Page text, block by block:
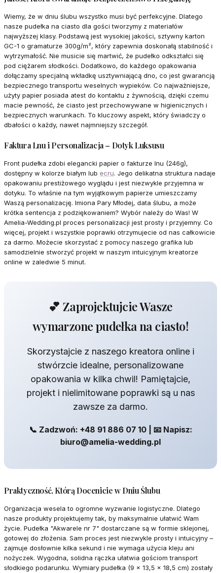
Wiemy, że w dniu ślubu wszystko musi być perfekcyjne. Dlatego
nasze pudełka na ciasto dla gości tworzymy z materiałów
najwyższej klasy. Podstawą jest wysokiej jakości, sztywny karton
GC-1 o gramaturze 300g/m², który zapewnia doskonałą stabilność i
wytrzymałość. Nie musicie się martwić, że pudełko odkształci się
pod ciężarem słodkości. Dodatkowo, do każdego opakowania
dołączamy specjalną wkładkę usztywniającą dno, co jest gwarancją
bezpiecznego transportu weselnych wypieków. Co najważniejsze,
użyty papier posiada atest do kontaktu z żywnością, dzięki czemu
macie pewność, że ciasto jest przechowywane w higienicznych i
bezpiecznych warunkach. To kluczowy aspekt, który świadczy o
dbałości o każdy, nawet najmniejszy szczegół.
Faktura Lnu i Personalizacja – Dotyk Luksusu
Front pudełka zdobi elegancki papier o fakturze lnu (246g),
dostępny w kolorze białym lub ecru. Jego delikatna struktura nadaje
opakowaniu prestiżowego wyglądu i jest niezwykle przyjemna w
dotyku. To właśnie na tym wyjątkowym papierze umieszczamy
Waszą personalizację. Imiona Pary Młodej, data ślubu, a może
krótka sentencja z podziękowaniem? Wybór należy do Was! W
Amelia-Wedding.pl proces personalizacji jest prosty i przyjemny. Co
więcej, projekt i wszystkie poprawki otrzymujecie od nas całkowicie
za darmo. Możecie skorzystać z pomocy naszego grafika lub
samodzielnie stworzyć projekt w naszym intuicyjnym kreatorze
online w zaledwie 5 minut.
💕 Zaprojektujcie Wasze
wymarzone pudełka na ciasto!
Skorzystajcie z naszego kreatora online i
stwórzcie idealne, personalizowane
opakowania w kilka chwil! Pamiętajcie,
projekt i nielimitowane poprawki są u nas
zawsze za darmo.
📞 Zadzwoń: +48 91 886 07 10 | 📧 Napisz:
biuro@amelia-wedding.pl
Praktyczność, Którą Docenicie w Dniu Ślubu
Organizacja wesela to ogromne wyzwanie logistyczne. Dlatego
nasze produkty projektujemy tak, by maksymalnie ułatwić Wam
życie. Pudełka "Akwarele nr 7" dostarczane są w formie sklejonej,
gotowej do złożenia. Sam proces jest niezwykle prosty i intuicyjny –
zajmuje dosłownie kilka sekund i nie wymaga użycia kleju ani
nożyczek. Wygodna, solidna rączka ułatwia gościom transport
słodkiego podarunku. Wymiary pudełka (9 x 13,5 x 18,5 cm) zostały